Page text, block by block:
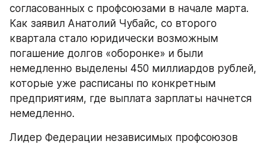
согласованных с профсоюзами в начале марта.
Как заявил Анатолий Чубайс, со второго
квартала стало юридически возможным
погашение долгов «оборонке» и были
немедленно выделены 450 миллиардов рублей,
которые уже расписаны по конкретным
предприятиям, где выплата зарплаты начнется
немедленно.
Лидер Федерации независимых профсоюзов